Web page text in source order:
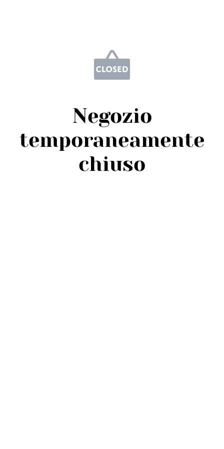
Negozio
temporaneamente
chiuso